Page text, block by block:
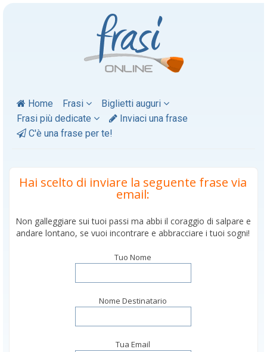
Home Frasi
Biglietti auguri
Frasi più dedicate
Inviaci una frase
C'è una frase per te!
Hai scelto di inviare la seguente frase via
email:
Non galleggiare sui tuoi passi ma abbi il coraggio di salpare e
andare lontano, se vuoi incontrare e abbracciare i tuoi sogni!
Tuo Nome
Nome Destinatario
Tua Email